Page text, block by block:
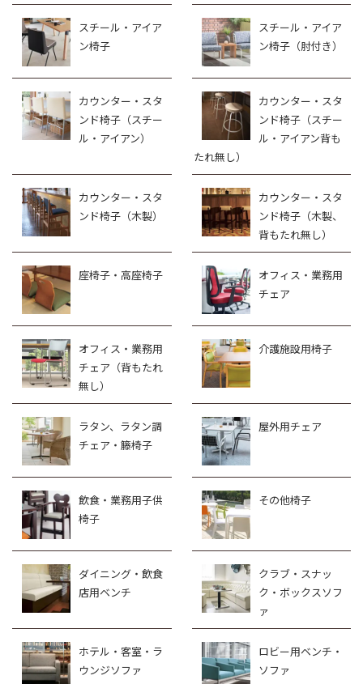
スチール・アイア
ン椅子
スチール・アイア
ン椅子（肘付き）
カウンター・スタ
ンド椅子（スチー
ル・アイアン）
カウンター・スタ
ンド椅子（スチー
ル・アイアン背も
たれ無し）
カウンター・スタ
ンド椅子（木製）
カウンター・スタ
ンド椅子（木製、
背もたれ無し）
座椅子・高座椅子
オフィス・業務用
チェア
オフィス・業務用
チェア（背もたれ
無し）
介護施設用椅子
ラタン、ラタン調
チェア・籐椅子
屋外用チェア
飲食・業務用子供
椅子
その他椅子
ダイニング・飲食
店用ベンチ
クラブ・スナッ
ク・ボックスソフ
ァ
ホテル・客室・ラ
ウンジソファ
ロビー用ベンチ・
ソファ